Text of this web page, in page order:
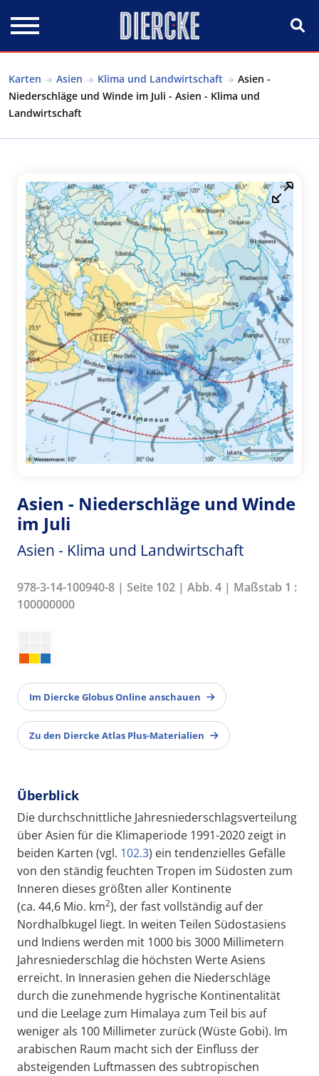
Karten Asien Klima und Landwirtschaft
Asien -
Niederschläge und Winde im Juli - Asien - Klima und
Landwirtschaft
Asien - Niederschläge und Winde
im Juli
Asien - Klima und Landwirtschaft
978-3-14-100940-8 | Seite 102 | Abb. 4 | Maßstab 1 :
100000000
Im Diercke Globus Online anschauen
Zu den Diercke Atlas Plus-Materialien
Überblick
Die durchschnittliche Jahresniederschlagsverteilung
über Asien für die Klimaperiode 1991-2020 zeigt in
beiden Karten (vgl. 102.3) ein tendenzielles Gefälle
von den ständig feuchten Tropen im Südosten zum
Inneren dieses größten aller Kontinente
(ca. 44,6 Mio. km2), der fast vollständig auf der
Nordhalbkugel liegt. In weiten Teilen Südostasiens
und Indiens werden mit 1000 bis 3000 Millimetern
Jahresniederschlag die höchsten Werte Asiens
erreicht. In Innerasien gehen die Niederschläge
durch die zunehmende hygrische Kontinentalität
und die Leelage zum Himalaya zum Teil bis auf
weniger als 100 Millimeter zurück (Wüste Gobi). Im
arabischen Raum macht sich der Einfluss der
absteigenden Luftmassen des subtropischen